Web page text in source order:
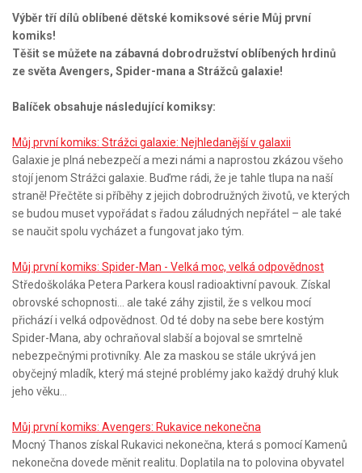
Výběr tří dílů oblíbené dětské komiksové série Můj první
komiks!
Těšit se můžete na zábavná dobrodružství oblíbených hrdinů
ze světa Avengers, Spider-mana a Strážců galaxie!
Balíček obsahuje následující komiksy:
Můj první komiks: Strážci galaxie: Nejhledanější v galaxii
Galaxie je plná nebezpečí a mezi námi a naprostou zkázou všeho
stojí jenom Strážci galaxie. Buďme rádi, že je tahle tlupa na naší
straně! Přečtěte si příběhy z jejich dobrodružných životů, ve kterých
se budou muset vypořádat s řadou záludných nepřátel – ale také
se naučit spolu vycházet a fungovat jako tým.
Můj první komiks: Spider-Man - Velká moc, velká odpovědnost
Středoškoláka Petera Parkera kousl radioaktivní pavouk. Získal
obrovské schopnosti... ale také záhy zjistil, že s velkou mocí
přichází i velká odpovědnost. Od té doby na sebe bere kostým
Spider-Mana, aby ochraňoval slabší a bojoval se smrtelně
nebezpečnými protivníky. Ale za maskou se stále ukrývá jen
obyčejný mladík, který má stejné problémy jako každý druhý kluk
jeho věku...
Můj první komiks: Avengers: Rukavice nekonečna
Mocný Thanos získal Rukavici nekonečna, která s pomocí Kamenů
nekonečna dovede měnit realitu. Doplatila na to polovina obyvatel